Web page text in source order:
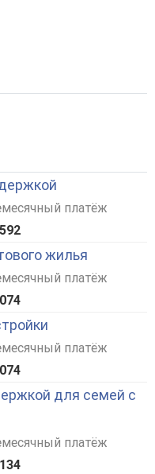
платёж
жилья
платёж
платёж
для семей с
платёж